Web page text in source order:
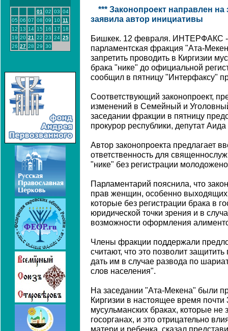
01 02 03 04
05 06 07 08 09 10 11
12 13 14 15 16 17
18
19 20 21 22 23 24 25
26 27 28 29 30
*** Законопроект направлен
заявила автор инициативы
Бишкек. 12 февраля. ИНТЕРФАКС -
парламентская фракция "Ата-
запретить проводить в Киргизии
брака "нике" до официальной
сообщил в пятницу "Интерфаксу"
Соответствующий законопроект,
изменений в Семейный и
заседании фракции в пятницу
прокурор республики, депутат
Автор законопроекта предлагает
ответственность для
"нике" без регистрации
Парламентарий пояснила, что
прав женщин, особенно выходящих
которые без регистрации брака в
юридической точки зрения и в
возможности оформления
Члены фракции поддержали
считают, что это позволит
дать им в случае развода по
слов населения".
На заседании "Ата-Мекена" были
Киргизии в настоящее время
мусульманских браках, которые не
госорганах, и это отрицательно
матери и ребенка, сказал